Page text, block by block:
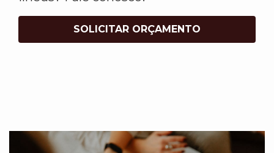
SOLICITAR ORÇAMENTO